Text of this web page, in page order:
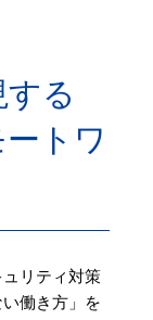
る
ートワ
リティ対策
働き方」を